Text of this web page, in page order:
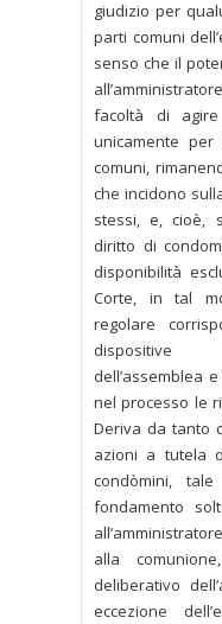
giudizio per
parti comuni
senso che il
facoltà di
unicamente
comuni,
che incidono
stessi, e, cioè,
diritto di
disponibilità
Corte, in tal
regolare
dispositive
dell’assemblea
nel processo le
Deriva da tanto
azioni a tutela
condòmini,
fondamento
alla
deliberativo
eccezione